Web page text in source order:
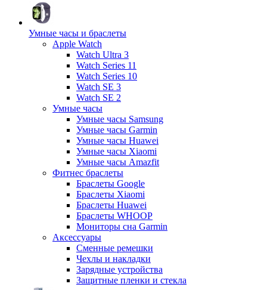
Умные часы и браслеты
Apple Watch
Watch Ultra 3
Watch Series 11
Watch Series 10
Watch SE 3
Watch SE 2
Умные часы
Умные часы Samsung
Умные часы Garmin
Умные часы Huawei
Умные часы Xiaomi
Умные часы Amazfit
Фитнес браслеты
Браслеты Google
Браслеты Xiaomi
Браслеты Huawei
Браслеты WHOOP
Мониторы сна Garmin
Аксессуары
Сменные ремешки
Чехлы и накладки
Зарядные устройства
Защитные пленки и стекла